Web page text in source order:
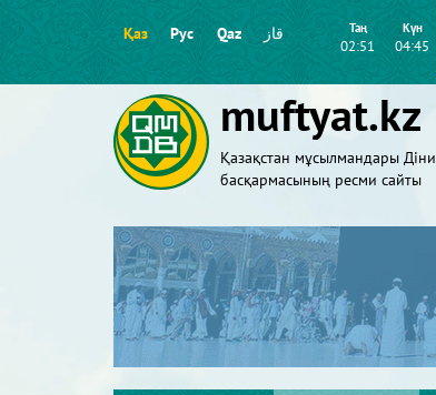
Қаз Рус Qaz قاز Таң
02:51
Күн
04:45
muftyat.kz
Қазақстан мұсылмандары Діни
басқармасының ресми сайты